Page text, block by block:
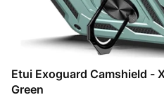
Etui Exoguard Camshield -
Green